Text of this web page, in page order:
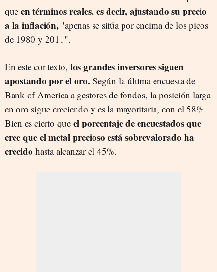
que en términos reales, es decir, ajustando su precio
a la inflación, "apenas se sitúa por encima de los picos
de 1980 y 2011".
En este contexto, los grandes inversores siguen
apostando por el oro. Según la última encuesta de
Bank of America a gestores de fondos, la posición larga
en oro sigue creciendo y es la mayoritaria, con el 58%.
Bien es cierto que el porcentaje de encuestados que
cree que el metal precioso está sobrevalorado ha
crecido hasta alcanzar el 45%.